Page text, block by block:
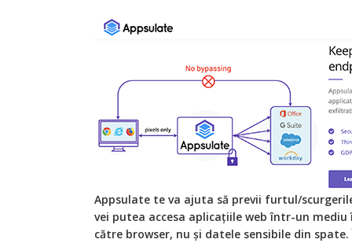
Appsulate te va ajuta să previi furtul/
vei putea accesa aplicațiile web într-un
către browser, nu și datele sensibile din